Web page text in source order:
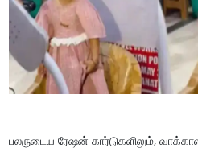
பலருடைய ரேஷன் கார்டுகளிலும்,